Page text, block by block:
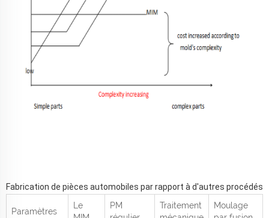
Fabrication de pièces automobiles par rapport à d'autres procédés
Paramètres
Le
PM
Traitement
Moulage